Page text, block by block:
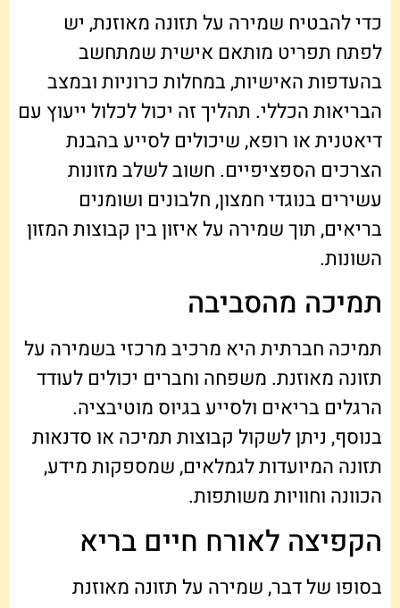
כדי להבטיח שמירה על תזונה מאוזנת, יש
לפתח תפריט מותאם אישית שמתחשב
בהעדפות האישיות, במחלות כרוניות ובמצב
הבריאות הכללי. תהליך זה יכול לכלול ייעוץ עם
דיאטנית או רופא, שיכולים לסייע בהבנת
הצרכים הספציפיים. חשוב לשלב מזונות
עשירים בנוגדי חמצון, חלבונים ושומנים
בריאים, תוך שמירה על איזון בין קבוצות המזון
השונות.
תמיכה מהסביבה
תמיכה חברתית היא מרכיב מרכזי בשמירה על
תזונה מאוזנת. משפחה וחברים יכולים לעודד
הרגלים בריאים ולסייע בגיוס מוטיבציה.
בנוסף, ניתן לשקול קבוצות תמיכה או סדנאות
תזונה המיועדות לגמלאים, שמספקות מידע,
הכוונה וחוויות משותפות.
הקפיצה לאורח חיים בריא
בסופו של דבר, שמירה על תזונה מאוזנת